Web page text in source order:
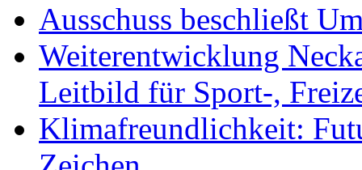
Ausschuss beschließt
Weiterentwicklung
Leitbild für Sport-,
Klimafreundlichkeit: